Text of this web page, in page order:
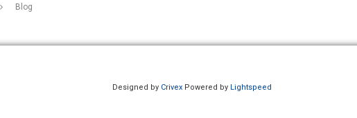
Blog
Designed by Crivex Powered by Lightspeed